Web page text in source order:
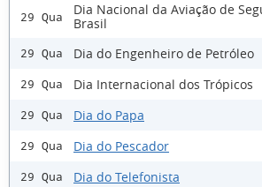
29 Qua
Dia Nacional da Aviação de
Brasil
29 Qua Dia do Engenheiro de Petróleo
29 Qua Dia Internacional dos Trópicos
29 Qua Dia do Papa
29 Qua Dia do Pescador
29 Qua Dia do Telefonista